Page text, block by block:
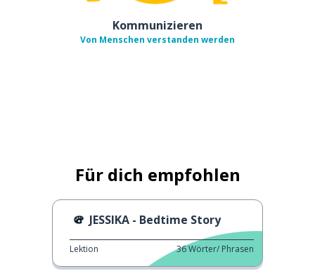
Kommunizieren
Von Menschen verstanden werden
Für dich empfohlen
JESSIKA - Bedtime Story
Lektion 36Wörter/ Phrasen